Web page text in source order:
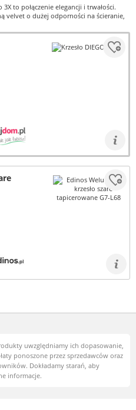
to połączenie elegancji i trwałości.
velvet o dużej odporności na ścieranie,
uwzględniamy ich dopasowanie,
ponoszone przez sprzedawców oraz
Dokładamy starań, aby
informacje.